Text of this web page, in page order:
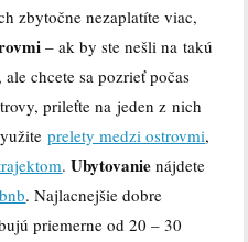
zbytočne nezaplatíte viac,
– ak by ste nešli na takú
chcete sa pozrieť počas
prileťte na jeden z nich
prelety medzi ostrovmi,
.Ubytovanie nájdete
. Najlacnejšie dobre
priemerne od 20 – 30